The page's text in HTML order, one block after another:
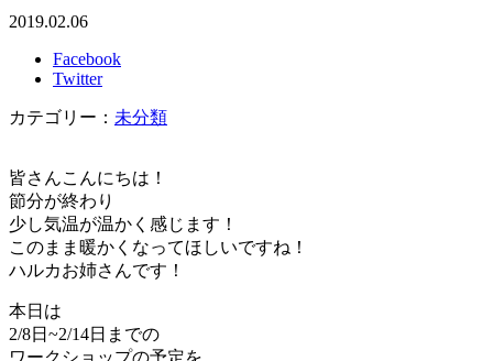
2019.02.06
Facebook
Twitter
カテゴリー： 未分類
皆さんこんにちは！
節分が終わり
少し気温が温かく感じます！
このまま暖かくなってほしいですね！
ハルカお姉さんです！
本日は
2/8日~2/14日までの
ワークショップの予定を